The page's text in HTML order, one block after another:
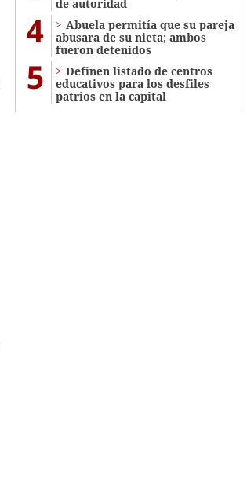
de autoridad
4
Abuela permitía que su pareja
abusara de su nieta; ambos
fueron detenidos
5
Definen listado de centros
educativos para los desfiles
patrios en la capital